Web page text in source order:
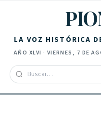
LA VOZ HISTÓRICA
AÑO XLVI · VIERNES, 7 DE